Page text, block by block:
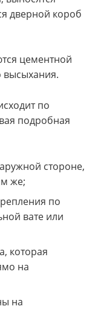
дверной короб
цементной
высыхания.
по
подробная
стороне,
же;
по
вате или
которая
на
на